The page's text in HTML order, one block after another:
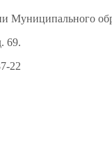
Муниципального
69.
22